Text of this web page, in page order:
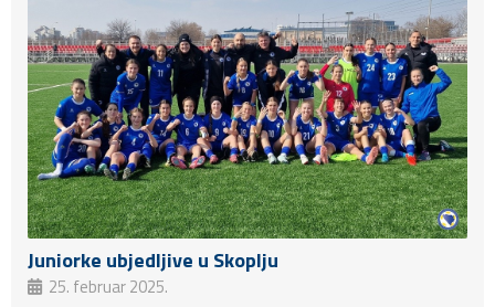
Juniorke ubjedljive u Skoplju
25. februar 2025.